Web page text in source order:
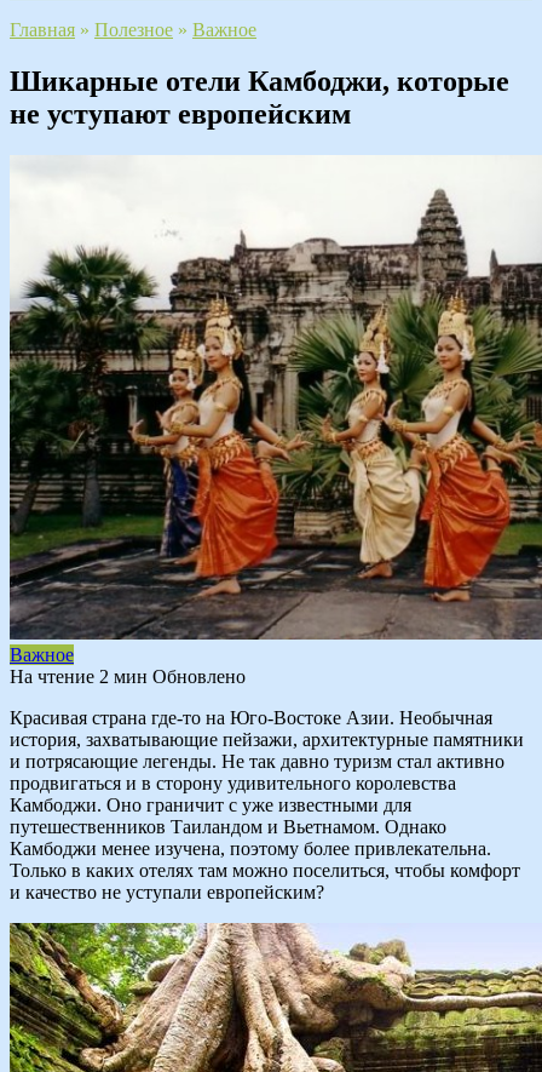
Главная » Полезное » Важное
Шикарные отели Камбоджи, которые
не уступают европейским
Важное
На чтение 2 мин Обновлено
Красивая страна где-то на Юго-Востоке Азии. Необычная
история, захватывающие пейзажи, архитектурные памятники
и потрясающие легенды. Не так давно туризм стал активно
продвигаться и в сторону удивительного королевства
Камбоджи. Оно граничит с уже известными для
путешественников Таиландом и Вьетнамом. Однако
Камбоджи менее изучена, поэтому более привлекательна.
Только в каких отелях там можно поселиться, чтобы комфорт
и качество не уступали европейским?